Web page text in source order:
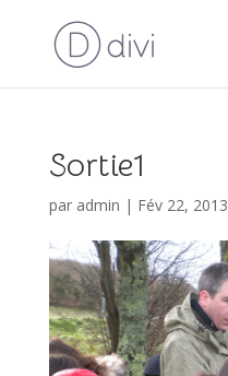
Sortie1
par admin | Fév 22, 2013